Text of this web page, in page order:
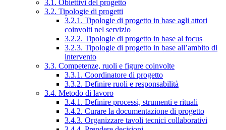
3.1. Obiettivi del progetto
3.2. Tipologie di progetti
3.2.1. Tipologie di progetto in base agli attori
coinvolti nel servizio
3.2.2. Tipologie di progetto in base al focus
3.2.3. Tipologie di progetto in base all’ambito di
intervento
3.3. Competenze, ruoli e figure coinvolte
3.3.1. Coordinatore di progetto
3.3.2. Definire ruoli e responsabilità
3.4. Metodo di lavoro
3.4.1. Definire processi, strumenti e rituali
3.4.2. Curare la documentazione di progetto
3.4.3. Organizzare tavoli tecnici collaborativi